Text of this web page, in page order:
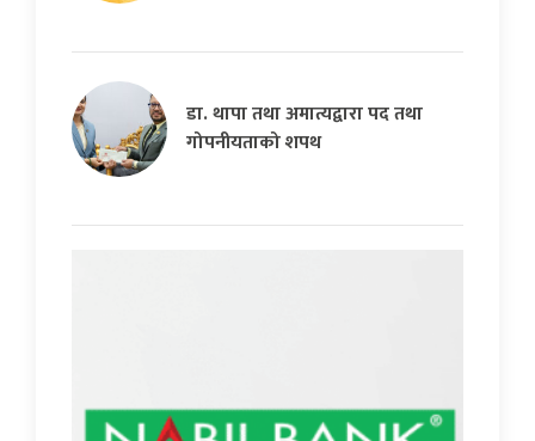
डा. थापा तथा अमात्यद्वारा पद तथा
गोपनीयताको शपथ